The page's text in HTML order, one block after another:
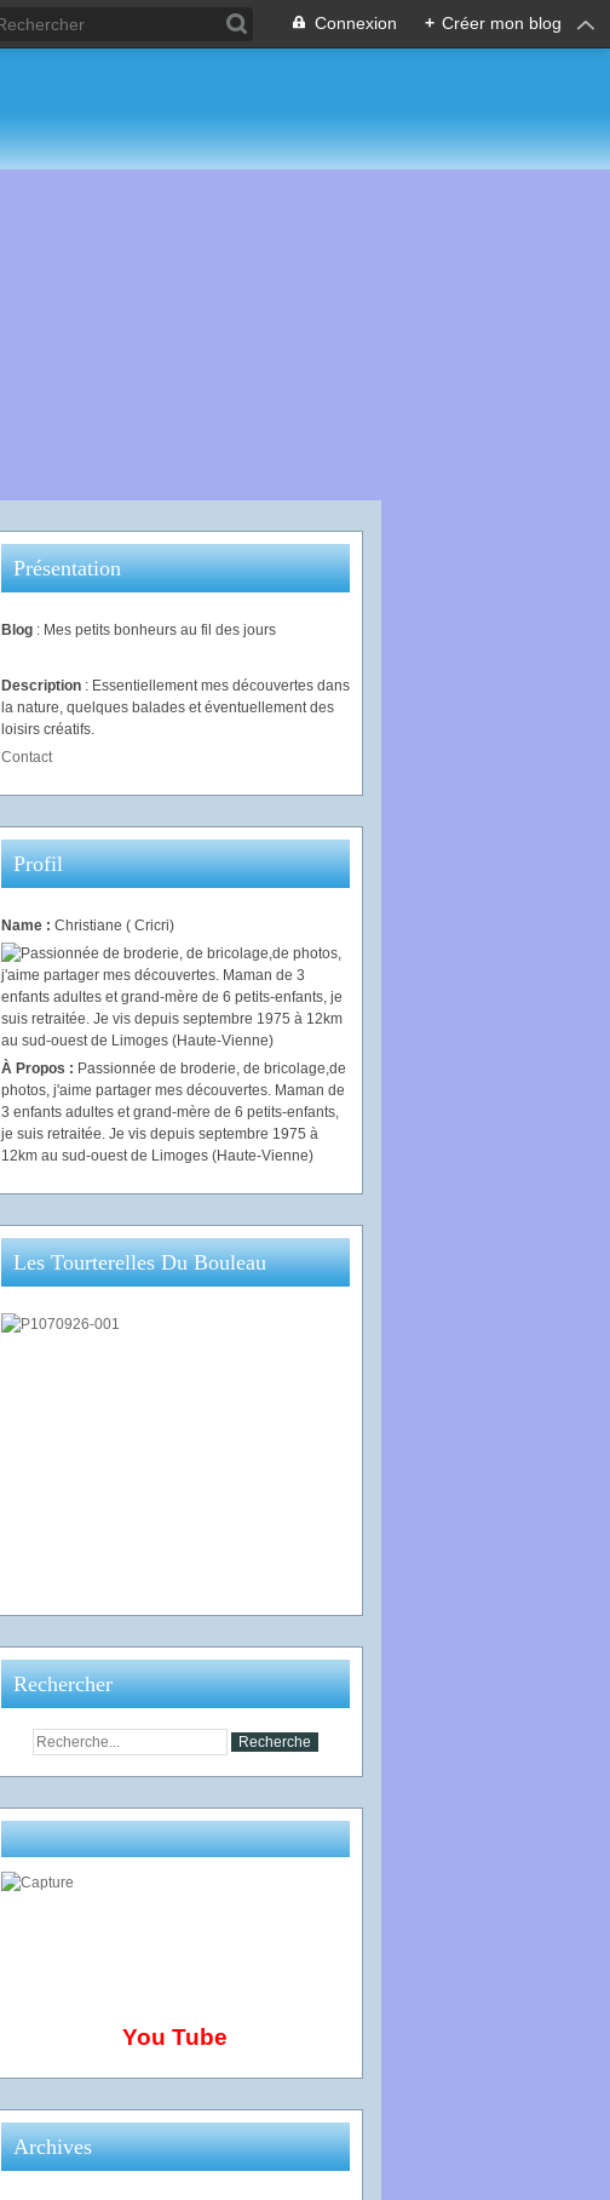
Connexion + Créer mon blog
Présentation
Blog : Mes petits bonheurs au fil des jours
Description : Essentiellement mes découvertes dans
la nature, quelques balades et éventuellement des
loisirs créatifs.
Contact
Profil
Name : Christiane ( Cricri)
À Propos : Passionnée de broderie, de bricolage,de
photos, j'aime partager mes découvertes. Maman de
3 enfants adultes et grand-mère de 6 petits-enfants,
je suis retraitée. Je vis depuis septembre 1975 à
12km au sud-ouest de Limoges (Haute-Vienne)
Les Tourterelles Du Bouleau
Rechercher
You Tube
Archives